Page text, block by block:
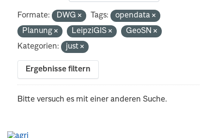
Formate: DWG Tags:
opendata
Planung
LeipziGIS
GeoSN
Kategorien:
just
Ergebnisse filtern
Bitte versuch es mit einer anderen Suche.